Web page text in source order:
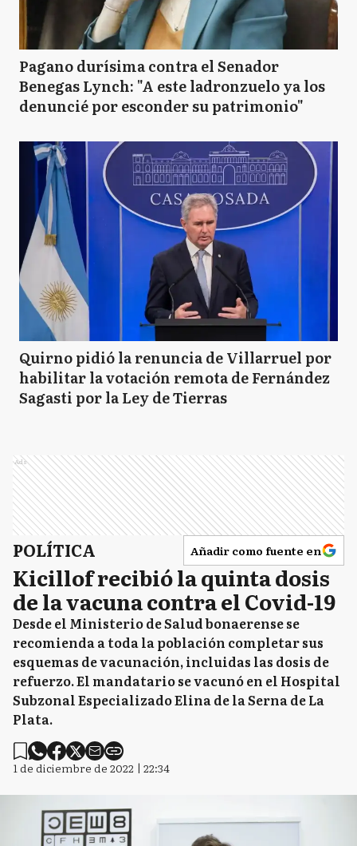
Pagano durísima contra el Senador
Benegas Lynch: "A este ladronzuelo ya los
denuncié por esconder su patrimonio"
Quirno pidió la renuncia de Villarruel por
habilitar la votación remota de Fernández
Sagasti por la Ley de Tierras
Ads
POLÍTICA Añadir como fuente en
Kicillof recibió la quinta dosis
de la vacuna contra el Covid-19
Desde el Ministerio de Salud bonaerense se
recomienda a toda la población completar sus
esquemas de vacunación, incluidas las dosis de
refuerzo. El mandatario se vacunó en el Hospital
Subzonal Especializado Elina de la Serna de La
Plata.
1 de diciembre de 2022 | 22:34